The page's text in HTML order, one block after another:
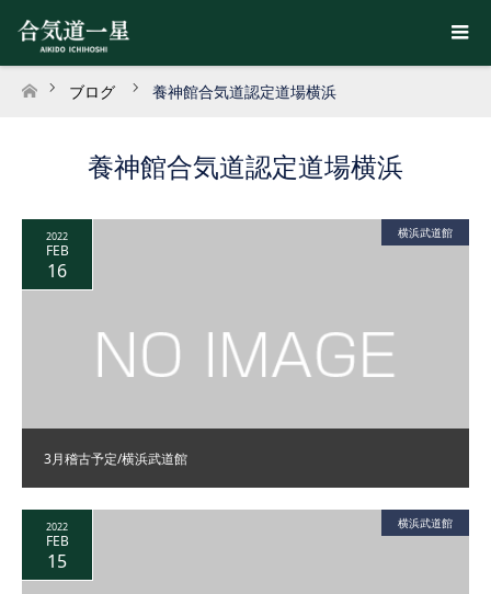
ホーム
ブログ 養神館合気道認定道場横浜
養神館合気道認定道場横浜
3月稽古予定/横浜武道館
2022
FEB
16
横浜武道館
2022
FEB
15
横浜武道館